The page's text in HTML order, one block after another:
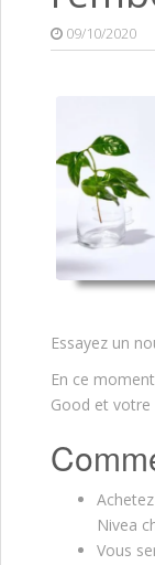
09/10/2020
Essayez un
En ce
Good et votre
Nivea
Vous